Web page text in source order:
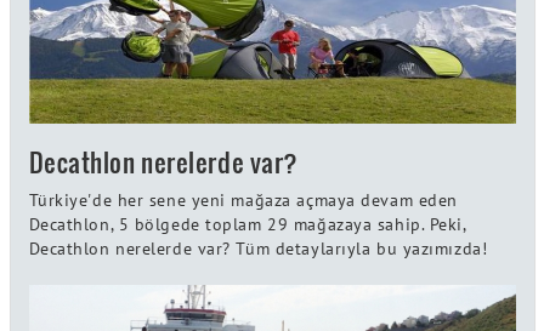
Decathlon nerelerde var?
Türkiye'de her sene yeni mağaza açmaya devam eden
Decathlon, 5 bölgede toplam 29 mağazaya sahip. Peki,
Decathlon nerelerde var? Tüm detaylarıyla bu yazımızda!